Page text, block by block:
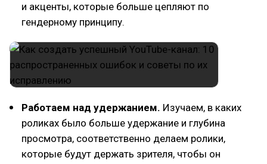
и акценты, которые больше цепляют по
гендерному принципу.
Работаем над удержанием. Изучаем, в каких
роликах было больше удержание и глубина
просмотра, соответственно делаем ролики,
которые будут держать зрителя, чтобы он